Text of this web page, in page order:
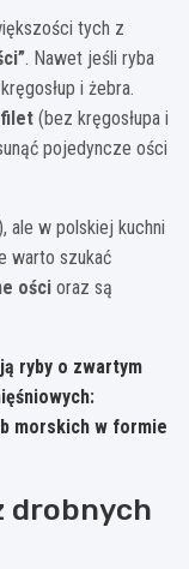
tych z
. Nawet jeśli ryba
i żebra.
filet (bez kręgosłupa i
pojedyncze ości
ale w polskiej kuchni
warto szukać
ości oraz są
ryby o zwartym
morskich w formie
drobnych